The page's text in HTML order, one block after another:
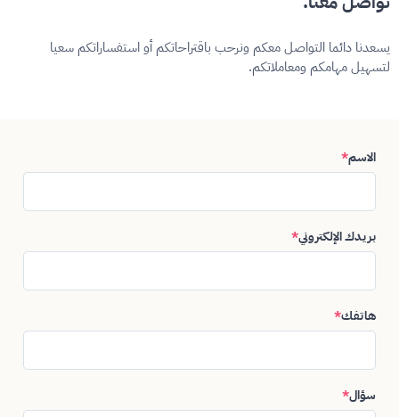
يسعدنا دائما التواصل معكم ونرحب باقتراحاتكم أو استفساراتكم سعيا
لتسهيل مهامكم ومعاملاتكم.
الاسم*
بريدك الإلكتروني*
هاتفك*
سؤال*